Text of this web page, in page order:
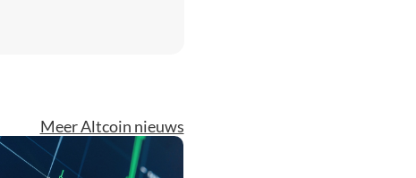
Meer Altcoin nieuws